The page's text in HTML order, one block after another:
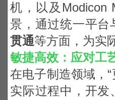
机，以及Modicon
景，通过统一平台
贯通等方面，为实
敏捷高效：应对工
在电子制造领域，
实际过程中，开发